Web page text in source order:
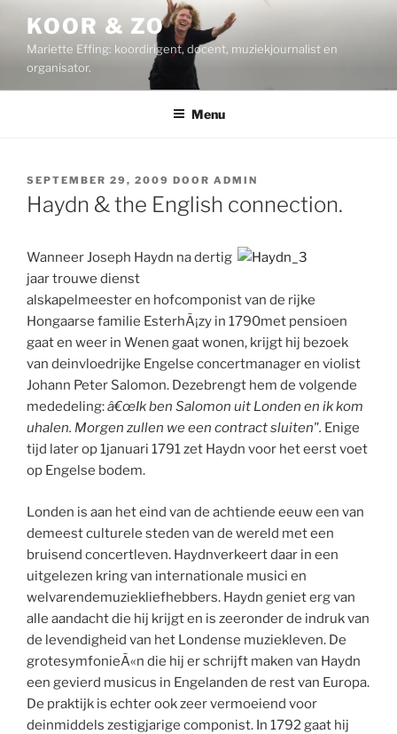
inhoud
KOOR & ZO
Mariette Effing: koordirigent, docent, muziekjournalist en
organisator.
Menu
GEPLAATST
OP
SEPTEMBER 29, 2009 DOOR ADMIN
Haydn & the English connection.
Wanneer Joseph Haydn na dertig
jaar trouwe dienst
alskapelmeester en hofcomponist van de rijke
Hongaarse familie EsterhÃ¡zy in 1790met pensioen
gaat en weer in Wenen gaat wonen, krijgt hij bezoek
van deinvloedrijke Engelse concertmanager en violist
Johann Peter Salomon. Dezebrengt hem de volgende
mededeling:â€œIk ben Salomon uit Londen en ik kom
uhalen. Morgen zullen we een contract sluiten". Enige
tijd later op 1januari 1791 zet Haydn voor het eerst voet
op Engelse bodem.
Londen is aan het eind van de achtiende eeuw een van
demeest culturele steden van de wereld met een
bruisend concertleven. Haydnverkeert daar in een
uitgelezen kring van internationale musici en
welvarendemuziekliefhebbers. Haydn geniet erg van
alle aandacht die hij krijgt en is zeeronder de indruk van
de levendigheid van het Londense muziekleven. De
grotesymfonieÃ«n die hij er schrijft maken van Haydn
een gevierd musicus in Engelanden de rest van Europa.
De praktijk is echter ook zeer vermoeiend voor
deinmiddels zestigjarige componist. In 1792 gaat hij